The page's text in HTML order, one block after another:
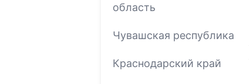
область
Чувашская республика
Краснодарский край